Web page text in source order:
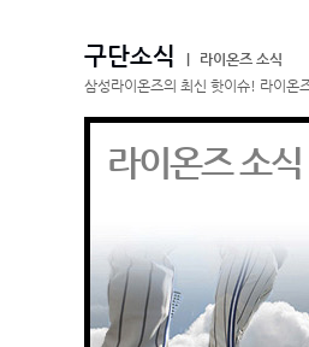
구단소식
라이온즈 소식
삼성라이온즈의 최신 핫이슈! 라이온
라이온즈 소식